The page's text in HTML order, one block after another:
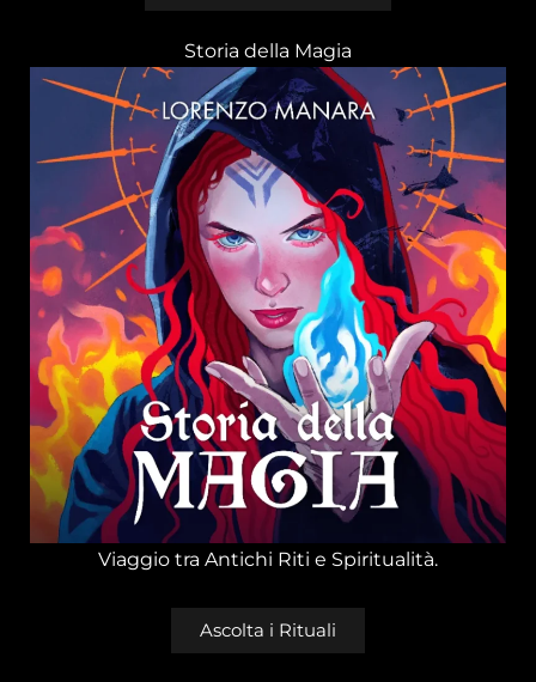
Storia della Magia
Viaggio tra Antichi Riti e Spiritualità.
Ascolta i Rituali